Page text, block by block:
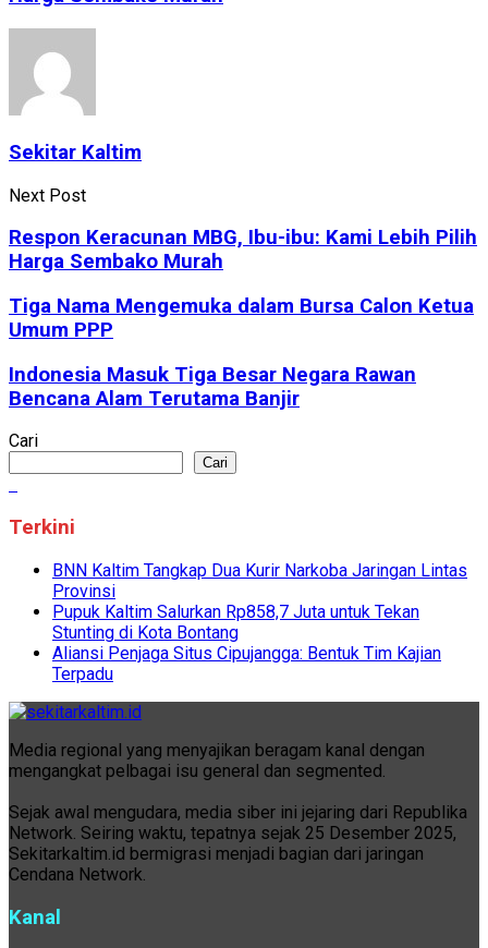
Sekitar Kaltim
Next Post
Respon Keracunan MBG, Ibu-ibu: Kami Lebih Pilih
Harga Sembako Murah
Tiga Nama Mengemuka dalam Bursa Calon Ketua
Umum PPP
Indonesia Masuk Tiga Besar Negara Rawan
Bencana Alam Terutama Banjir
Cari
Cari
Terkini
BNN Kaltim Tangkap Dua Kurir Narkoba Jaringan Lintas
Provinsi
Pupuk Kaltim Salurkan Rp858,7 Juta untuk Tekan
Stunting di Kota Bontang
Aliansi Penjaga Situs Cipujangga: Bentuk Tim Kajian
Terpadu
Media regional yang menyajikan beragam kanal dengan
mengangkat pelbagai isu general dan segmented.
Sejak awal mengudara, media siber ini jejaring dari Republika
Network. Seiring waktu, tepatnya sejak 25 Desember 2025,
Sekitarkaltim.id bermigrasi menjadi bagian dari jaringan
Cendana Network.
Kanal